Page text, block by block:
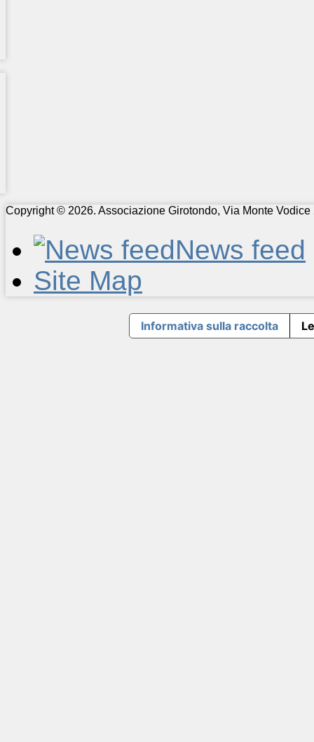
Copyright © 2026. Associazione Girotondo, Via Monte Vodice
News feed
Site Map
Informativa sulla raccolta